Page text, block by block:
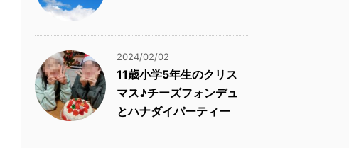
2024/02/02
11歳小学5年生のクリス
マス♪チーズフォンデュ
とハナダイパーティー